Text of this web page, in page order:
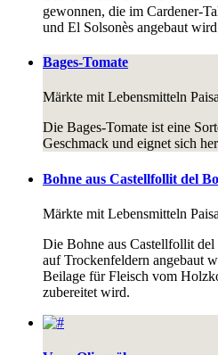
gewonnen, die im Cardener-
und El Solsonès angebaut
Bages-Tomate
Märkte mit Lebensmitteln
Die Bages-Tomate ist eine
Geschmack und eignet sich
Bohne aus Castellfollit del
Märkte mit Lebensmitteln
Die Bohne aus Castellfollit
auf Trockenfeldern angebaut
Beilage für Fleisch vom
zubereitet wird.